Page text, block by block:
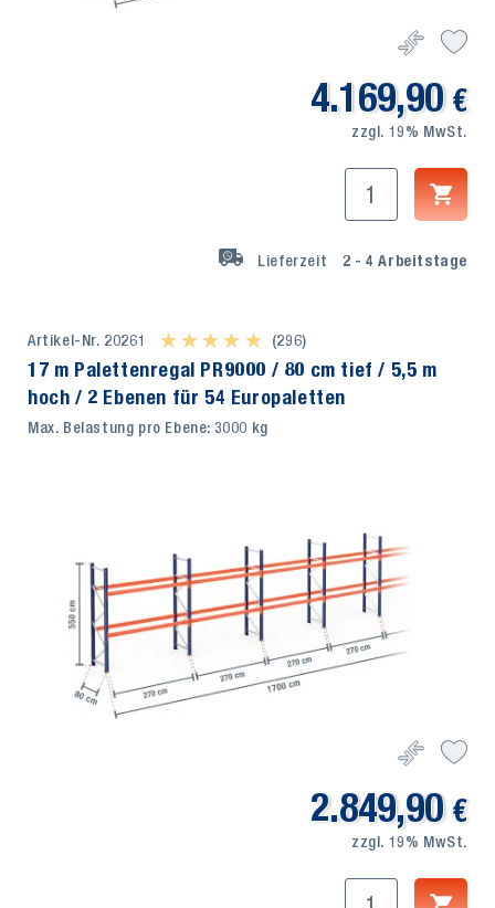
4.169,90 €
zzgl. 19% MwSt.
Lieferzeit 2 - 4 Arbeitstage
Artikel-Nr. 20261 ★ ★ ★ ★ ★
★ ★ ★ ★ ★ (296)
17 m Palettenregal PR9000 / 80 cm tief / 5,5 m
hoch / 2 Ebenen für 54 Europaletten
Max. Belastung pro Ebene: 3000 kg
2.849,90 €
zzgl. 19% MwSt.